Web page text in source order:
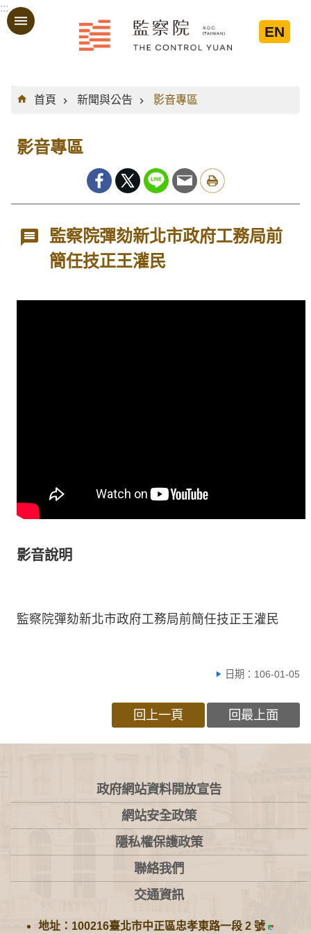
跳到主要內容區塊
:::
EN
:::
首頁
新聞與公告 影音專區
影音專區
監察院彈劾新北市政府工務局前
簡任技正王灌民
影音說明
監察院彈劾新北市政府工務局前簡任技正王灌民
日期：106-01-05
回上一頁 回最上面
:::
政府網站資料開放宣告
網站安全政策
隱私權保護政策
聯絡我們
交通資訊
地址：100216臺北市中正區忠孝東路一段 2 號